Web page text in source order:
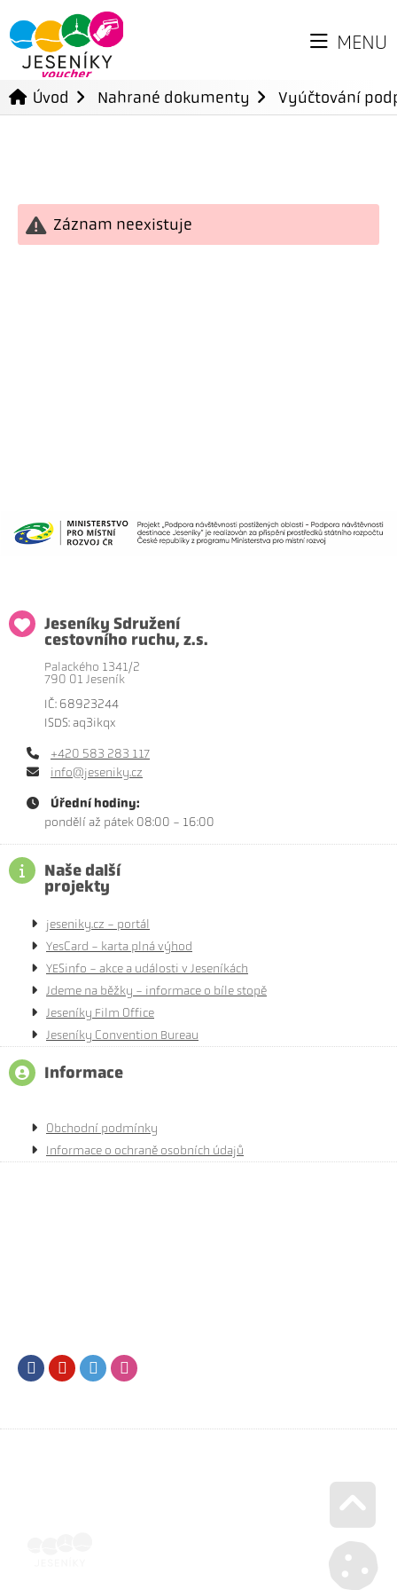
MENU
Úvod Nahrané dokumenty Vyúčtování
Záznam neexistuje
Jeseníky Sdružení
cestovního ruchu, z.s.
Palackého 1341/2
790 01 Jeseník
IČ: 68923244
ISDS: aq3ikqx
+420 583 283 117
info@jeseniky.cz
Úřední hodiny:
pondělí až pátek 08:00 - 16:00
Naše další
projekty
jeseniky.cz - portál
YesCard - karta plná výhod
YESinfo - akce a události v Jeseníkách
Jdeme na běžky - informace o bíle stopě
Jeseníky Film Office
Jeseníky Convention Bureau
Informace
Obchodní podmínky
Informace o ochraně osobních údajů
FacebookYoutubeTwitter
Go